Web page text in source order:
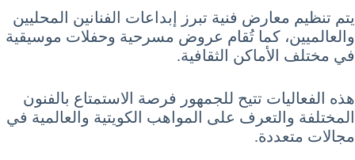
يتم تنظيم معارض فنية تبرز إبداعات الفنانين المحليين
والعالميين، كما تُقام عروض مسرحية وحفلات موسيقية
في مختلف الأماكن الثقافية.
هذه الفعاليات تتيح للجمهور فرصة الاستمتاع بالفنون
المختلفة والتعرف على المواهب الكويتية والعالمية في
مجالات متعددة.